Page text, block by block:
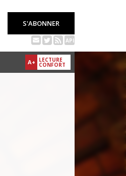
S'ABONNER
API
A+ LECTURE
CONFORT